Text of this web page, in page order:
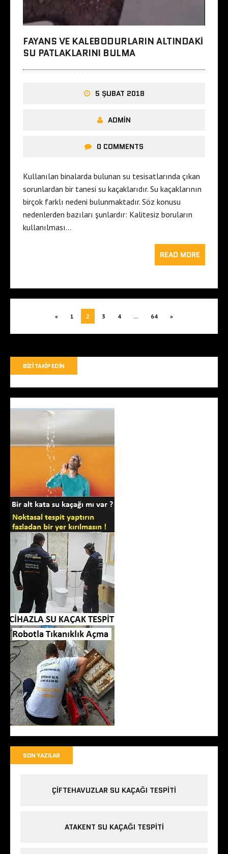
FAYANS VE KALEBODURLARIN ALTINDAKI
SU PATLAKLARINI BULMA
5 ŞUBAT 2018
ADMIN
0 COMMENTS
Kullanılan binalarda bulunan su tesisatlarında çıkan
sorunlardan bir tanesi su kaçaklarıdır. Su kaçaklarının
birçok farklı nedeni bulunmaktadır. Söz konusu
nedenlerden bazıları şunlardır: Kalitesiz boruların
kullanılması…
READ MORE
« 1 2 3 4 … 64 »
BIZI TAKIP EDIN
SON YAZILAR
ÇIFTEHAVUZLAR SU KAÇAĞI TESPITI
ATAKENT SU KAÇAĞI TESPITI